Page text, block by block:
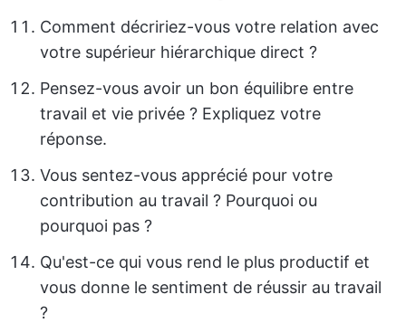
Comment décririez-vous votre relation avec
votre supérieur hiérarchique direct ?
Pensez-vous avoir un bon équilibre entre
travail et vie privée ? Expliquez votre
réponse.
Vous sentez-vous apprécié pour votre
contribution au travail ? Pourquoi ou
pourquoi pas ?
Qu'est-ce qui vous rend le plus productif et
vous donne le sentiment de réussir au travail
?